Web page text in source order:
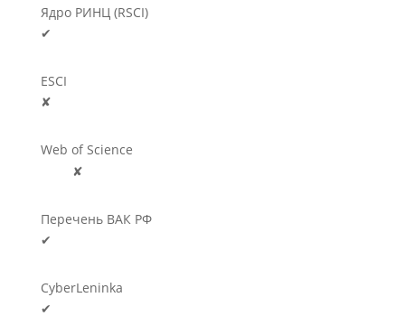
Ядро РИНЦ (RSCI)
✔
ESCI
✘
Web of Science
✘
Перечень ВАК РФ
✔
CyberLeninka
✔